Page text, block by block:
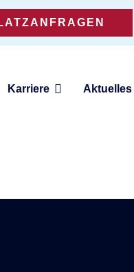
Karriere Aktuelles